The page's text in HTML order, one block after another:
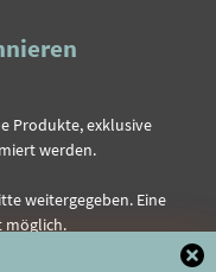
Produkte, exklusive
werden.
weitergegeben. Eine
möglich.